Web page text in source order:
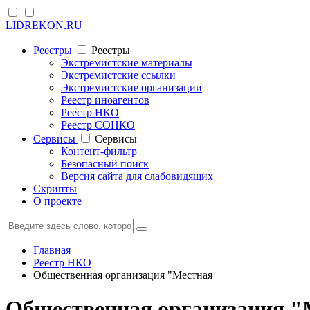
LIDREKON.RU
Реестры
Реестры
Экстремистские материалы
Экстремистские ссылки
Экстремистские организации
Реестр иноагентов
Реестр НКО
Реестр СОНКО
Cервисы
Cервисы
Контент-фильтр
Безопасный поиск
Версия сайта для слабовидящих
Скрипты
О проекте
Главная
Реестр НКО
Общественная организация "Местная